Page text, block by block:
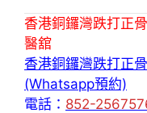
香港銅鑼灣跌打正
醫舘
香港銅鑼灣跌打正
(Whatsapp預約)
電話： 852-